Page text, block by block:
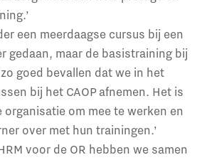
een meerdaagse cursus bij een
gedaan, maar de basistraining bij
goed bevallen dat we in het
bij het CAOP afnemen. Het is
organisatie om mee te werken en
over met hun trainingen.’
voor de OR hebben we samen